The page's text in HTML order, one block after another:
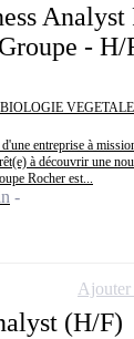
-
entreprise à
à découvrir une
Rocher est...
(H/F)
Ajouter